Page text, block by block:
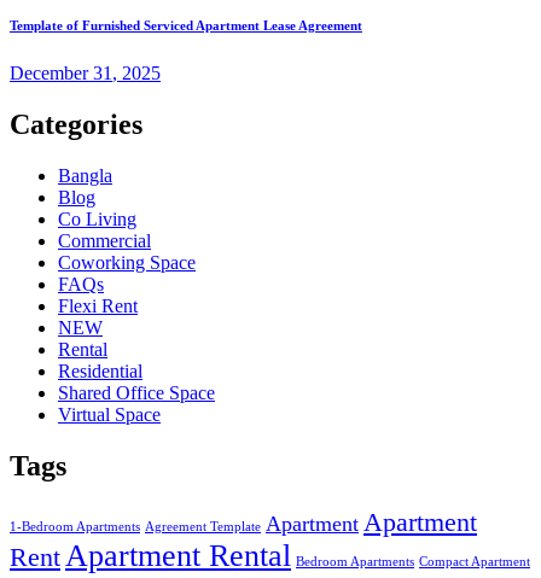
Template of Furnished Serviced Apartment Lease Agreement
December31 , 2025
Categories
Bangla
Blog
Co Living
Commercial
Coworking Space
FAQs
Flexi Rent
NEW
Rental
Residential
Shared Office Space
Virtual Space
Tags
1-Bedroom Apartments Agreement Template Apartment Apartment
Rent Apartment Rental Bedroom Apartments Compact Apartment